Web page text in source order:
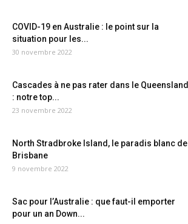
COVID-19 en Australie : le point sur la
situation pour les...
30 novembre 2022
Cascades à ne pas rater dans le Queensland
: notre top...
23 novembre 2022
North Stradbroke Island, le paradis blanc de
Brisbane
9 novembre 2022
Sac pour l’Australie : que faut-il emporter
pour un an Down...